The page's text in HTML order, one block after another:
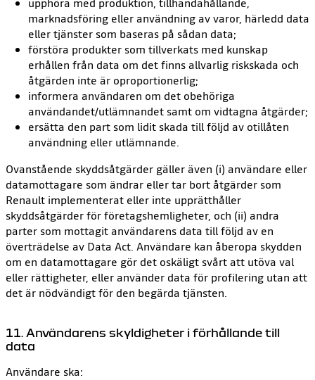
marknadsföring eller användning av varor, härledd data
eller tjänster som baseras på sådan data;
förstöra produkter som tillverkats med kunskap
erhållen från data om det finns allvarlig riskskada och
åtgärden inte är oproportionerlig;
informera användaren om det obehöriga
användandet/utlämnandet samt om vidtagna åtgärder;
ersätta den part som lidit skada till följd av otillåten
användning eller utlämnande.
Ovanstående skyddsåtgärder gäller även (i) användare eller
datamottagare som ändrar eller tar bort åtgärder som
Renault implementerat eller inte upprätthåller
skyddsåtgärder för företagshemligheter, och (ii) andra
parter som mottagit användarens data till följd av en
överträdelse av Data Act. Användare kan åberopa skydden
om en datamottagare gör det oskäligt svårt att utöva val
eller rättigheter, eller använder data för profilering utan att
det är nödvändigt för den begärda tjänsten.
11. Användarens skyldigheter i förhållande till
data
Användare ska: